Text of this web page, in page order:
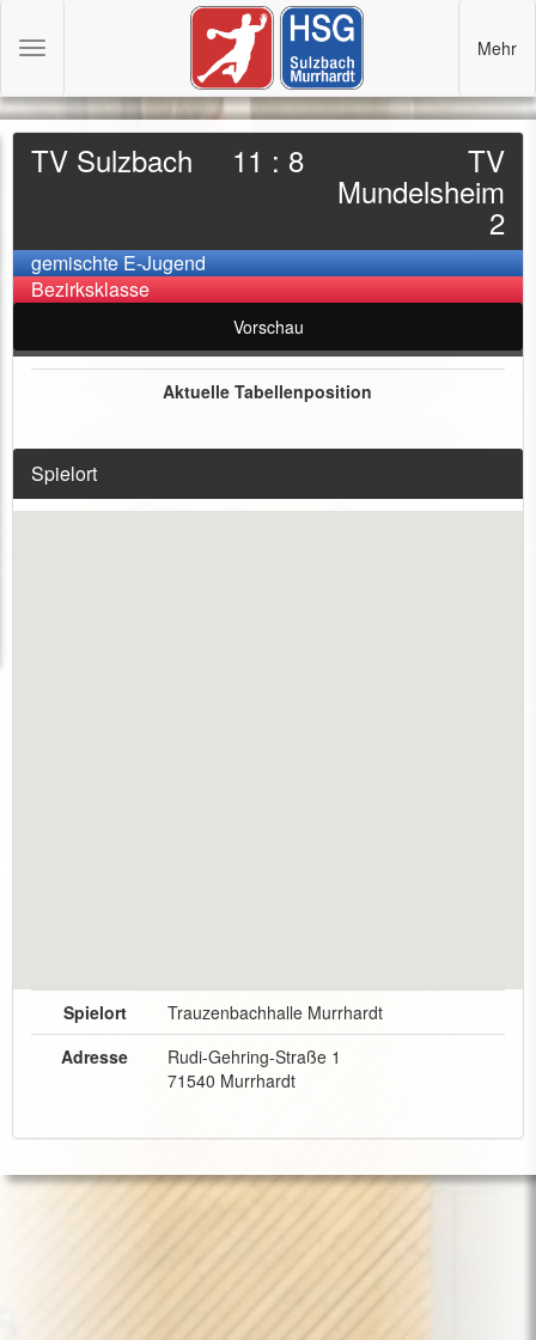
TV Sulzbach 11 : 8 TV
Mundelsheim
2
gemischte E-Jugend
Bezirksklasse
Vorschau
Aktuelle Tabellenposition
Spielort
Spielort
Trauzenbachhalle Murrhardt
Adresse
Rudi-Gehring-Straße 1
71540 Murrhardt
Toggle
Mehr